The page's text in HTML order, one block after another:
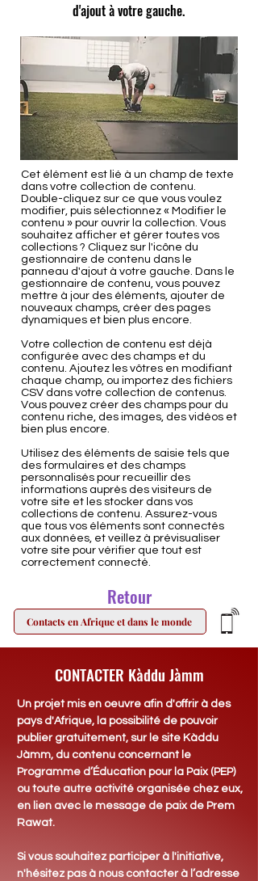
d'ajout à votre gauche.
Cet élément est lié à un champ de texte
dans votre collection de contenu.
Double-cliquez sur ce que vous voulez
modifier, puis sélectionnez « Modifier le
contenu » pour ouvrir la collection. Vous
souhaitez afficher et gérer toutes vos
collections ? Cliquez sur l'icône du
gestionnaire de contenu dans le
panneau d'ajout à votre gauche. Dans le
gestionnaire de contenu, vous pouvez
mettre à jour des éléments, ajouter de
nouveaux champs, créer des pages
dynamiques et bien plus encore.
Votre collection de contenu est déjà
configurée avec des champs et du
contenu. Ajoutez les vôtres en modifiant
chaque champ, ou importez des fichiers
CSV dans votre collection de contenus.
Vous pouvez créer des champs pour du
contenu riche, des images, des vidéos et
bien plus encore.
Utilisez des éléments de saisie tels que
des formulaires et des champs
personnalisés pour recueillir des
informations auprès des visiteurs de
votre site et les stocker dans vos
collections de contenu. Assurez-vous
que tous vos éléments sont connectés
aux données, et veillez à prévisualiser
votre site pour vérifier que tout est
correctement connecté.
Retour
Contacts en Afrique et dans le monde
CONTACTER Kàddu Jàmm
Un projet mis en oeuvre afin d'offrir à des
pays d'Afrique, la possibilité de pouvoir
publier gratuitement, sur le site Kàddu
Jàmm, du contenu concernant le
Programme d’Éducation pour la Paix (PEP)
ou toute autre activité organisée chez eux,
en lien avec le message de paix de Prem
Rawat.
Si vous souhaitez participer à l'initiative,
n'hésitez pas à nous contacter à l’adresse